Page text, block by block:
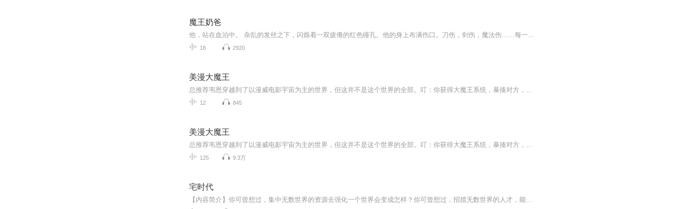
魔王奶爸
他，站在血泊中。 杂乱的发丝之下，闪烁着一双疲倦的红色瞳孔。他的身上布满伤口。刀伤，剑伤，魔法伤……每一处伤口都在流血……都在消耗着他的生命。 脚下，是一座由尸体堆积起来的山丘。他站在那，右手所握的魔剑——暗灭上，仍滴着那些尸骸的鲜血。 剑...
18 2920
美漫大魔王
总推荐韦恩穿越到了以漫威电影宇宙为主的世界，但这并不是这个世界的全部。叮：你获得大魔王系统，暴揍对方，就能获得对方的特殊能力。从此，韦恩开启了开挂的一生。用拳扫荡了地狱厨房，打得邪恶黑帮哇哇乱叫，地下皇帝金并跪地求饶。用刀砍翻了手合会，...
12 845
美漫大魔王
总推荐韦恩穿越到了以漫威电影宇宙为主的世界，但这并不是这个世界的全部。叮：你获得大魔王系统，暴揍对方，就能获得对方的特殊能力。从此，韦恩开启了开挂的一生。用拳扫荡了地狱厨房，打得邪恶黑帮哇哇乱叫，地下皇帝金并跪地求饶。用刀砍翻了手合会，斩断手合会的五根手指，就连最强武器黑空都被韦恩赶回了地狱。用枪扫荡了兄弟会，命运织布机在他面前颤抖。救出托尼斯塔克，顺势黑掉斯塔克工业所有技术。遇到煞星温切斯特兄弟，坑比康斯坦丁，大佬钢铁之躯，冷酷吸血鬼猎人刀锋，但韦恩都能和他们谈笑风生...
125 9.3万
宅时代
【内容简介】你可曾想过，集中无数世界的资源去强化一个世界会变成怎样？你可曾想过，招揽无数世界的人才，能创造出怎样的文明？你可曾想过，当人类以穿越作为职业之后，究竟能构筑出怎样的奇迹？【作者/主播简介】作者：翟南，网络小说作家。主播：布偶说...